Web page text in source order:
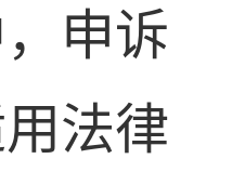
申诉
法律